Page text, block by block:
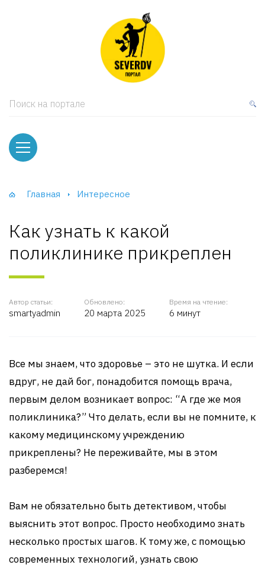
Поиск на портале
Главная Интересное
Как узнать к какой
поликлинике прикреплен
Автор статьи:
smartyadmin
Обновлено:
20 марта 2025
Время на чтение:
6 минут
Все мы знаем, что здоровье – это не шутка. И если
вдруг, не дай бог, понадобится помощь врача,
первым делом возникает вопрос: “А где же моя
поликлиника?” Что делать, если вы не помните, к
какому медицинскому учреждению
прикреплены? Не переживайте, мы в этом
разберемся!
Вам не обязательно быть детективом, чтобы
выяснить этот вопрос. Просто необходимо знать
несколько простых шагов. К тому же, с помощью
современных технологий, узнать свою
и тумбы